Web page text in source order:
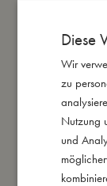
Diese
Wir
zu
Nutzung
und